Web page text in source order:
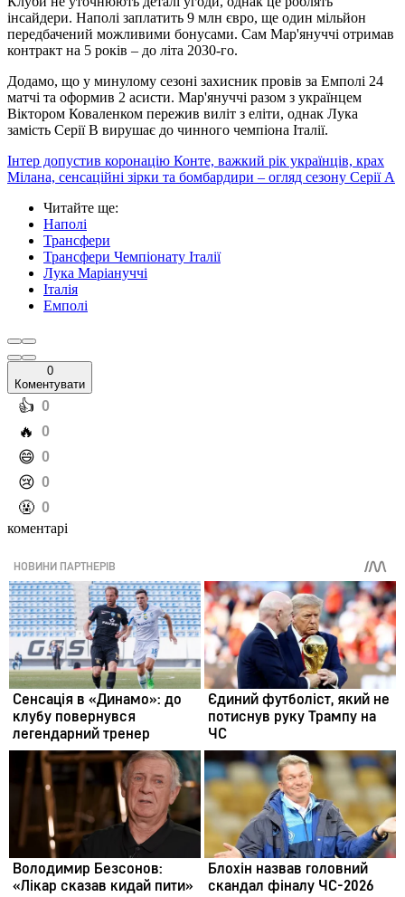
інсайдери. Наполі заплатить 9 млн євро, ще один мільйон
передбачений можливими бонусами. Сам Мар'януччі отримав
контракт на 5 років – до літа 2030-го.
Додамо, що у минулому сезоні захисник провів за Емполі 24
матчі та оформив 2 асисти. Мар'януччі разом з українцем
Віктором Коваленком пережив виліт з еліти, однак Лука
замість Серії В вирушає до чинного чемпіона Італії.
Інтер допустив коронацію Конте, важкий рік українців, крах
Мілана, сенсаційні зірки та бомбардири – огляд сезону Серії А
Читайте ще:
Наполі
Трансфери
Трансфери Чемпіонату Італії
Лука Маріануччі
Італія
Емполі
0
Коментувати
️👍 0
️🔥 0
️😄 0
️😢 0
️🤬 0
коментарі